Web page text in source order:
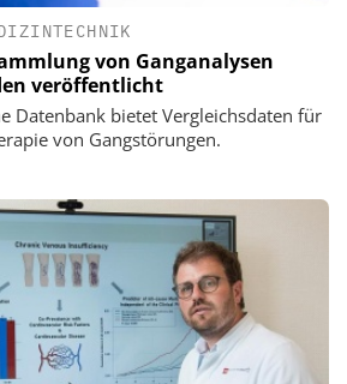
von Ganganalysen
veröffentlicht
Datenbank bietet Vergleichsdaten für
von Gangstörungen.